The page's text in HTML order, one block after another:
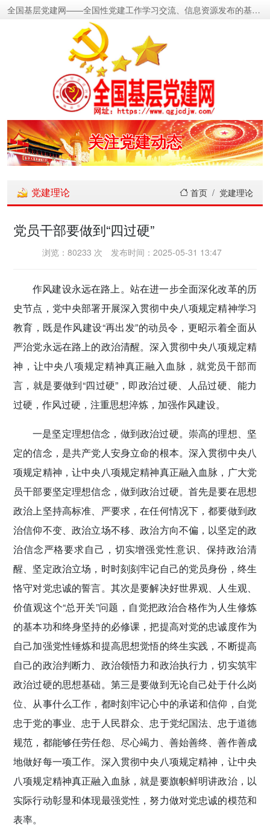
全国基层党建网——全国性党建工作学习交流、信息资源发布的基层党建新闻门户网
密切党群关系
传递党的声音
关注党建动态
传播党建理论
密切党群关系
传递党的声音
党建理论 首页 党建理论
党员干部要做到“四过硬”
浏览：80233 次 发布时间：2025-05-31 13:47
作风建设永远在路上。站在进一步全面深化改革的历
史节点，党中央部署开展深入贯彻中央八项规定精神学习
教育，既是作风建设“再出发”的动员令，更昭示着全面从
严治党永远在路上的政治清醒。深入贯彻中央八项规定精
神，让中央八项规定精神真正融入血脉，就党员干部而
言，就是要做到“四过硬”，即政治过硬、人品过硬、能力
过硬，作风过硬，注重思想淬炼，加强作风建设。
一是坚定理想信念，做到政治过硬。 崇高的理想、坚
定的信念，是共产党人安身立命的根本。深入贯彻中央八
项规定精神，让中央八项规定精神真正融入血脉，广大党
员干部要坚定理想信念，做到政治过硬。首先是要在思想
政治上坚持高标准、严要求，在任何情况下，都要做到政
治信仰不变、政治立场不移、政治方向不偏，以坚定的政
治信念严格要求自己，切实增强党性意识、保持政治清
醒、坚定政治立场，时时刻刻牢记自己的党员身份，终生
恪守对党忠诚的誓言。其次是要解决好世界观、人生观、
价值观这个“总开关”问题，自觉把政治合格作为人生修炼
的基本功和终身坚持的必修课，把提高对党的忠诚度作为
自己加强党性锤炼和提高思想觉悟的终生实践，不断提高
自己的政治判断力、政治领悟力和政治执行力，切实筑牢
政治过硬的思想基础。第三是要做到无论自己处于什么岗
位、从事什么工作，都时刻牢记心中的承诺和信仰，自觉
忠于党的事业、忠于人民群众、忠于党纪国法、忠于道德
规范，都能够任劳任怨、尽心竭力、善始善终、善作善成
地做好每一项工作。深入贯彻中央八项规定精神，让中央
八项规定精神真正融入血脉，就是要旗帜鲜明讲政治，以
实际行动彰显和体现最强党性，努力做对党忠诚的模范和
表率。